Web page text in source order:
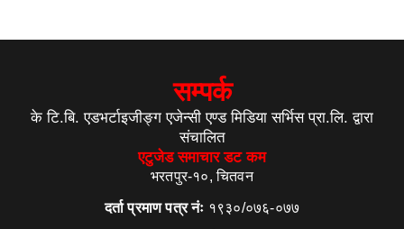
सम्पर्क
के टि.बि. एडभर्टाइजीङ्ग एजेन्सी एण्ड मिडिया सर्भिस प्रा.लि. द्वारा
संचालित
एटुजेड समाचार डट कम
भरतपुर-१०, चितवन
दर्ता प्रमाण पत्र नंः १९३०/०७६-०७७